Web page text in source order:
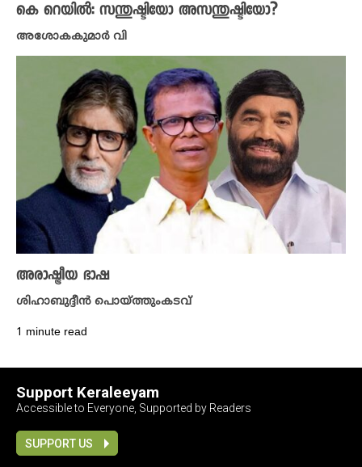
കെ റെയിൽ: സന്തുഷ്ടിയോ അസന്തുഷ്ടിയോ?
അശോകകുമാർ വി
അരാഷ്ട്രീയ ഭാഷ
ശിഹാബുദ്ദീൻ പൊയ്ത്തുംകടവ്
1 minute read
Support Keraleeyam
Accessible to Everyone, Supported by Readers
SUPPORT US